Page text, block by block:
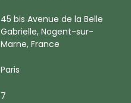
45 bis Avenue de la Belle
Gabrielle, Nogent-sur-
Marne, France
Paris
7